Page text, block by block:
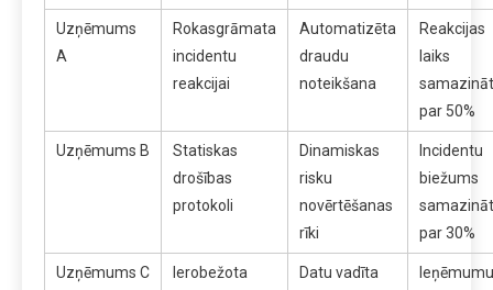
Uzņēmums
A
Rokasgrāmata
incidentu
reakcijai
Automatizēta
draudu
noteikšana
Reakcijas
laiks
par 50%
Uzņēmums B
Statiskas
drošības
protokoli
Dinamiskas
risku
novērtēšanas
rīki
Incidentu
biežums
par 30%
Uzņēmums C
Ierobežota
Datu vadīta
Ieņēmumu